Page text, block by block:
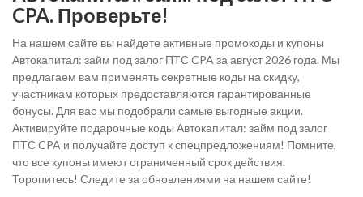
CPA. Проверьте!
На нашем сайте вы найдете активные промокоды и купоны
Автокапитал: займ под залог ПТС CPA за август 2026 года. Мы
предлагаем вам применять секретные коды на скидку,
участникам которых предоставляются гарантированные
бонусы. Для вас мы подобрали самые выгодные акции.
Активируйте подарочные коды Автокапитал: займ под залог
ПТС CPA и получайте доступ к спецпредложениям! Помните,
что все купоны имеют ограниченный срок действия.
Торопитесь! Следите за обновлениями на нашем сайте!